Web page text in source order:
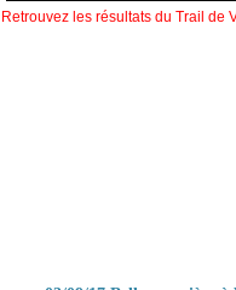
Retrouvez les résultats du Trail de